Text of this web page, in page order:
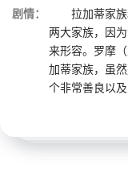
剧情：
拉加蒂家族
两大家族，因
来形容。罗摩
加蒂家族，虽
个非常善良以